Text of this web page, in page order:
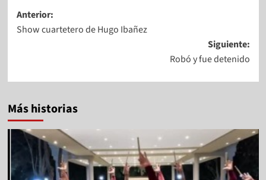
Anterior:
Show cuartetero de Hugo Ibañez
Siguiente:
Robó y fue detenido
Más historias